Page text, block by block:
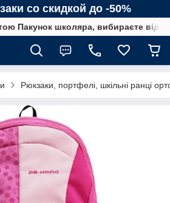
со скидкой до -50%
Пакунок школяра, вибираєте від
Рюкзаки, портфелі, шкільні ранці